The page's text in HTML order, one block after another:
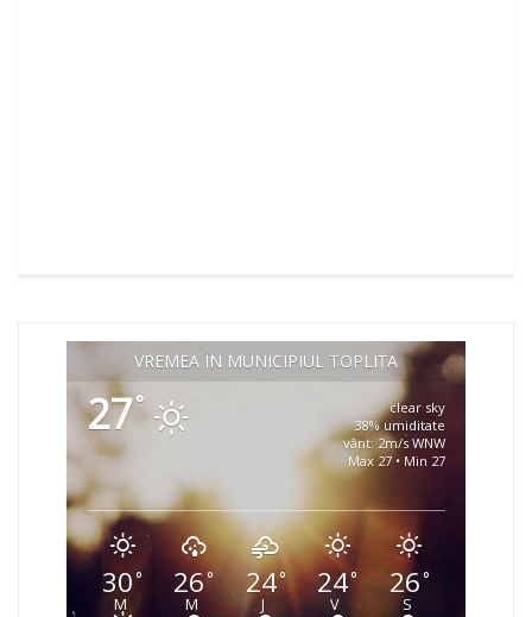
VREMEA ÎN MUNICIPIUL TOPLIȚA
27°
clear sky
38% umiditate
vânt: 2m/s WNW
Max 27 • Min 27
30°
M
26°
M
24°
J
24°
V
26°
S